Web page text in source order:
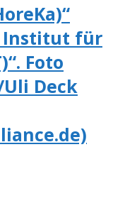
Institut für
Foto
Uli Deck